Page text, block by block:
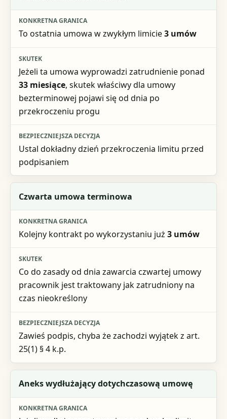
To ostatnia umowa w zwykłym limicie3 umów
Jeżeli ta umowa wyprowadzi zatrudnienie ponad
33 miesiące, skutek właściwy dla umowy
bezterminowej pojawi się od dnia po
przekroczeniu progu
Ustal dokładny dzień przekroczenia limitu przed
podpisaniem
Czwarta umowa terminowa
Kolejny kontrakt po wykorzystaniu już 3 umów
Co do zasady od dnia zawarcia czwartej umowy
pracownik jest traktowany jak zatrudniony na
czas nieokreślony
Zawieś podpis, chyba że zachodzi wyjątek z art.
25(1) § 4 k.p.
Aneks wydłużający dotychczasową umowę